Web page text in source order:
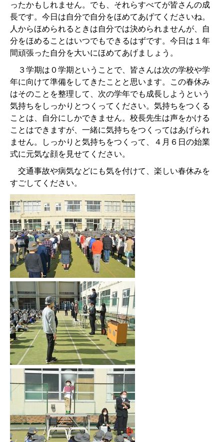
ったかもしれません。でも、それらすべてが皆さんの成
長です。今日は自分で自分をほめてあげてくださいね。
人からほめられるときは自分では決められませんが、自
分をほめることはいつでもできるはずです。今日は１年
間頑張った自分を大いにほめてあげましょう。
３学期は０学期ということで、皆さんは次の学校や学
年に向けて準備をしてきたことと思います。この春休み
はそのことを整理して、次の学年でも成長しようという
気持ちをしっかりとつくってください。気持ちをつくる
ことは、自分にしかできません。校長先生は声をかける
ことはできますが、一緒に気持ちをつくってはあげられ
ません。しっかりと気持ちをつくって、４月６日の始業
式に元気な顔を見せてください。
交通事故や病気などにも気を付けて、楽しい春休みを
すごしてください。